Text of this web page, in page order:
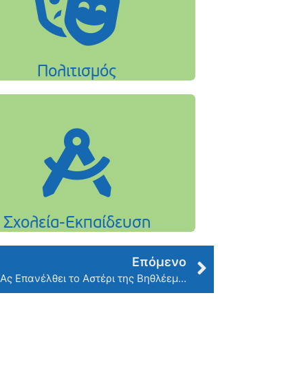
Επόμενο
Ας Επανέλθει το Αστέρι της Βηθλέεμ…